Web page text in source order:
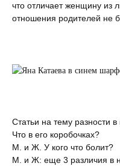
что отличает женщину из
отношения родителей не
Статьи на тему разности
Что в его коробочках?
М. и Ж. У кого что болит?
М. и Ж: еще 3 различия в
Сделать семью дружной
Братья и сестры
Саморазвитие